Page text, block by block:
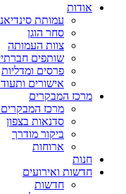
אודות
עמותת
סחר הוגן
צוות העמותה
שותפים
פרסים ומדליות
אישורים
מרכז המבקרים
מרכז המבקרים
סדנאות בצפון
ביקור מודרך
ארוחות
חנות
חדשות ואירועים
חדשות